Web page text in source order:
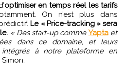
optimiser en temps réel les tarifs
On n’est plus dans
Le « Price-tracking » sera
« Des start-up comme Yapta et
dans ce domaine, et leurs
à notre plateforme en